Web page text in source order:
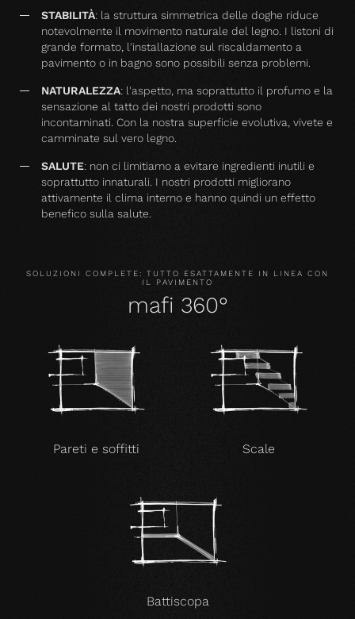
STABILITÀ: la struttura simmetrica delle doghe riduce
notevolmente il movimento naturale del legno. I listoni di
grande formato, l'installazione sul riscaldamento a
pavimento o in bagno sono possibili senza problemi.
NATURALEZZA: l'aspetto, ma soprattutto il profumo e la
sensazione al tatto dei nostri prodotti sono
incontaminati. Con la nostra superficie evolutiva, vivete e
camminate sul vero legno.
SALUTE: non ci limitiamo a evitare ingredienti inutili e
soprattutto innaturali. I nostri prodotti migliorano
attivamente il clima interno e hanno quindi un effetto
benefico sulla salute.
SOLUZIONI COMPLETE: TUTTO ESATTAMENTE IN LINEA CON
IL PAVIMENTO
mafi 360°
Pareti e soffitti Scale
Battiscopa